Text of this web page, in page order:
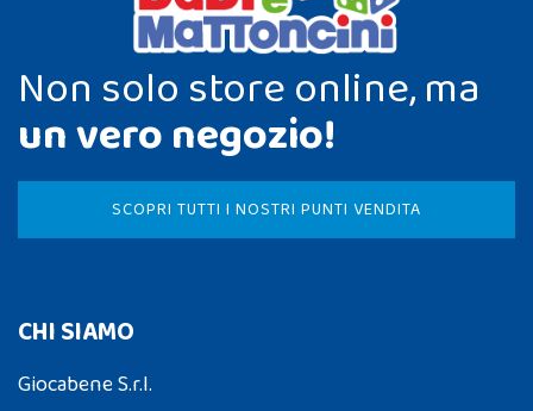
Non solo store online, ma
un vero negozio!
SCOPRI TUTTI I NOSTRI PUNTI VENDITA
CHI SIAMO
Giocabene S.r.l.